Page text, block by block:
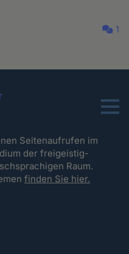
1
Menu
Seitenaufrufen im
der freigeistig-
Raum.
finden Sie hier.